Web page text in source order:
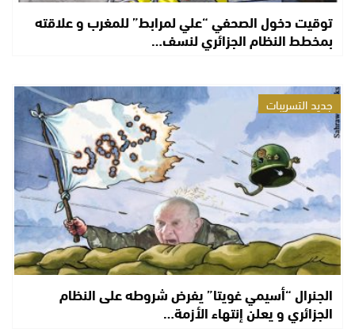
توقيت دخول الصحفي “علي لمرابط” للمغرب و علاقته
بمخطط النظام الجزائري لنسف…
جديد التسريبات
الجنرال “أسيمي غويتا” يفرض شروطه على النظام
الجزائري و يعلن إنتهاء الأزمة…